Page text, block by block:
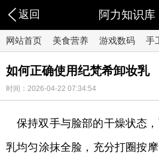
返回 阿力知识库
网站首页 美食营养 游戏数码 手
如何正确使用纪梵希卸妆乳
时间：2026-04-22 07:34:54
保持双手与脸部的干燥状态
乳均匀涂抹全脸，充分打圈按